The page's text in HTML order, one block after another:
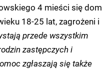
4 mieści się dom
18-25 lat, zagrożeni i
przede wszystkim
zastępczych i
zgłaszają się także